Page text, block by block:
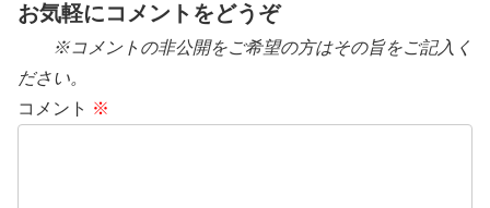
お気軽にコメントをどうぞ
※コメントの非公開をご希望の方はその旨をご記入く
ださい。
コメント ※